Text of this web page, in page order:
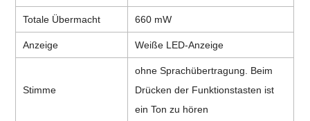
Totale Übermacht 660 mW
Anzeige Weiße LED-Anzeige
Stimme
ohne Sprachübertragung. Beim
Drücken der Funktionstasten ist
ein Ton zu hören